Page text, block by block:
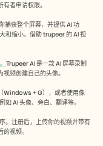
者申请权限。
捕获整个屏幕，并提供 AI 功
和缩小。借助 trupeer 的 AI 视
Trupeer AI 是一款 AI 屏幕录制
频创建自己的头像。
Windows + G），或者使用像
AI 头像、旁白、翻译等。
。注册后，上传你的视频并带有
视频。